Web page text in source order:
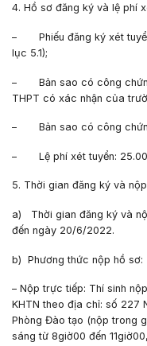
4. Hồ sơ đăng ký và lệ phí
– Phiếu đăng ký xét tuyển
lục 5.1);
– Bản sao có công
THPT có xác nhận của
– Bản sao có công
– Lệ phí xét tuyển:
5. Thời gian đăng ký và
a) Thời gian đăng ký và
đến ngày 20/6/2022.
b) Phương thức nộp hồ sơ:
– Nộp trực tiếp: Thí sinh
KHTN theo địa chỉ: số 227
Phòng Đào tạo (nộp trong
sáng từ 8giờ00 đến